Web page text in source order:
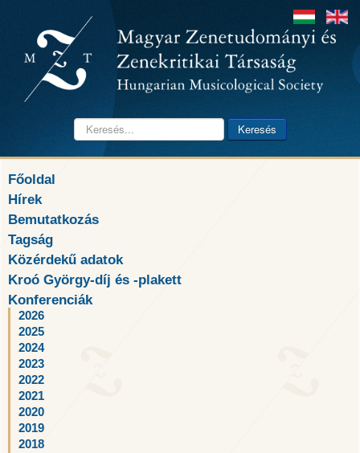
Keresés... Keresés
Főoldal
Hírek
Bemutatkozás
Tagság
Közérdekű adatok
Kroó György-díj és -plakett
Konferenciák
2026
2025
2024
2023
2022
2021
2020
2019
2018